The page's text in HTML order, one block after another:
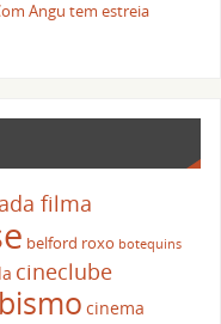
Angu tem estreia
filma
belford roxo botequins
cineclube
cinema